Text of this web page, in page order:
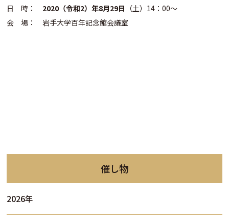
日 時： 2020（令和2）年8月29日 （土）14：00～
会 場： 岩手大学百年記念館会議室
催し物
2026年